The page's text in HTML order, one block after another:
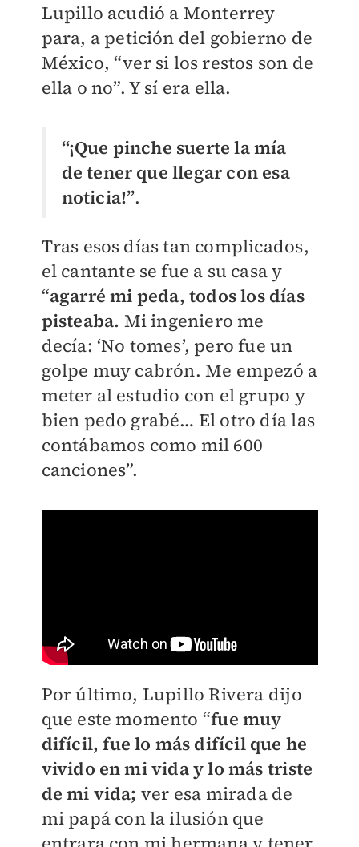
Lupillo acudió a Monterrey
para, a petición del gobierno de
México, “ver si los restos son de
ella o no”. Y sí era ella.
“¡Que pinche suerte la mía
de tener que llegar con esa
noticia!”.
Tras esos días tan complicados,
el cantante se fue a su casa y
“agarré mi peda, todos los días
pisteaba. Mi ingeniero me
decía: ‘No tomes’, pero fue un
golpe muy cabrón. Me empezó a
meter al estudio con el grupo y
bien pedo grabé… El otro día las
contábamos como mil 600
canciones”.
Por último, Lupillo Rivera dijo
que este momento “fue muy
difícil, fue lo más difícil que he
vivido en mi vida y lo más triste
de mi vida; ver esa mirada de
mi papá con la ilusión que